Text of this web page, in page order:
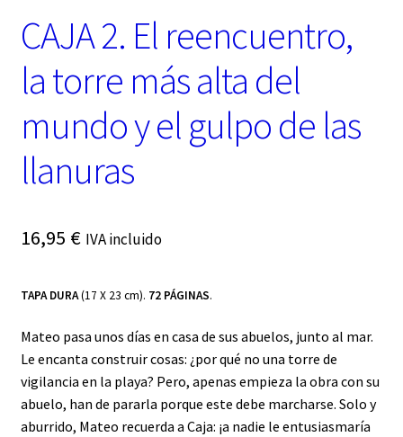
aCAJA 2. El reencuentro,
la torre más alta del
mundo y el gulpo de las
llanuras
16,95 € IVA incluido
TAPA DURA(17 X 23 cm). 72 PÁGINAS.
Mateo pasa unos días en casa de sus abuelos, junto al mar.
Le encanta construir cosas: ¿por qué no una torre de
vigilancia en la playa? Pero, apenas empieza la obra con su
abuelo, han de pararla porque este debe marcharse. Solo y
aburrido, Mateo recuerda a Caja: ¡a nadie le entusiasmaría